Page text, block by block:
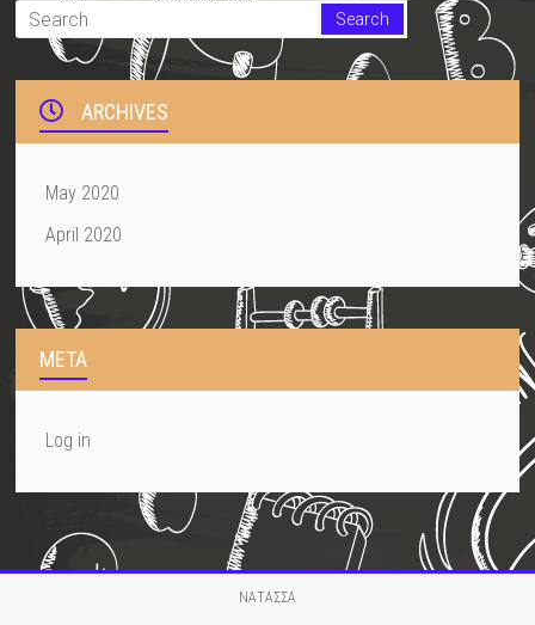
ARCHIVES
May 2020
April 2020
META
Log in
ΝΑΤΑΣΣΑ